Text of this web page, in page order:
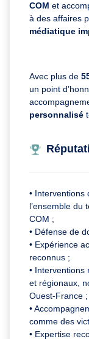
COM et
à des affaires
médiatique
Avec plus de
un point
personnalisé
• Interventions
l’ensemble du
COM ;
• Défense de
• Expérience
reconnus ;
• Interventions
et régionaux,
Ouest-France ;
•
comme des
• Expertise